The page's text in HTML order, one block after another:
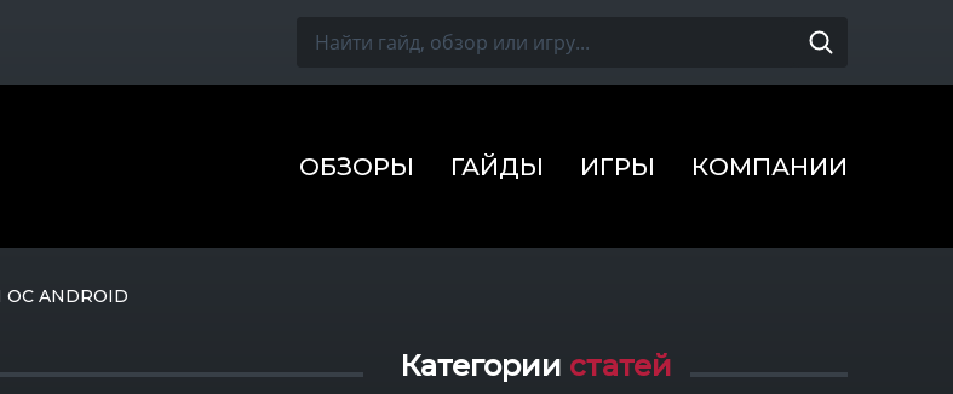
ОБЗОРЫ ГАЙДЫ ИГРЫ КОМПАНИИ
ANDROID
Категории статей